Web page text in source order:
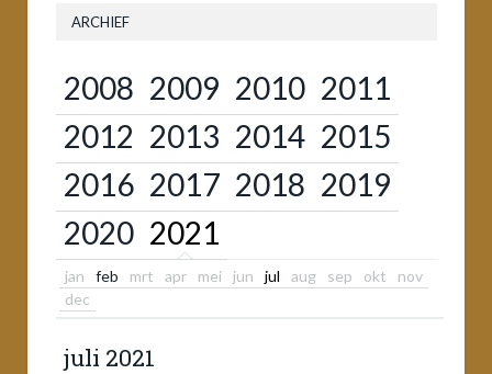
ARCHIEF
2008 2009 2010 2011
2012 2013 2014 2015
2016 2017 2018 2019
2020 2021
jan feb mrt apr mei jun jul aug sep okt
nov
dec
juli 2021